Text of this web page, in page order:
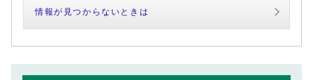
情報が見つからないときは